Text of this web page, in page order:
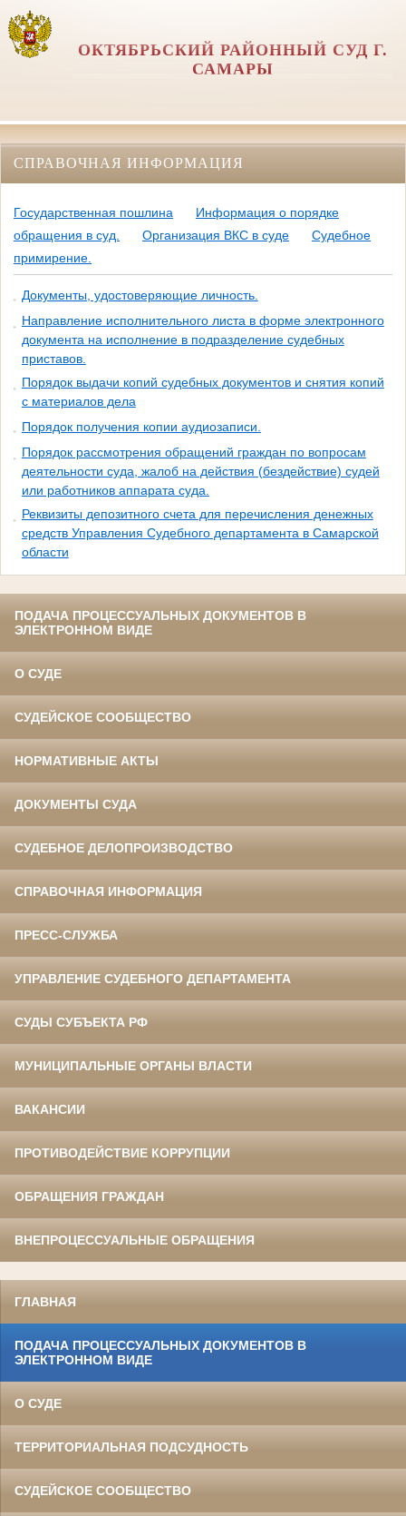
ОКТЯБРЬСКИЙ РАЙОННЫЙ СУД Г.
САМАРЫ
СПРАВОЧНАЯ ИНФОРМАЦИЯ
Государственная пошлина
Информация о порядке
обращения в суд.
Организация ВКС в суде
Судебное
примирение.
Документы, удостоверяющие личность.
Направление исполнительного листа в форме электронного
документа на исполнение в подразделение судебных
приставов.
Порядок выдачи копий судебных документов и снятия копий
с материалов дела
Порядок получения копии аудиозаписи.
Порядок рассмотрения обращений граждан по вопросам
деятельности суда, жалоб на действия (бездействие) судей
или работников аппарата суда.
Реквизиты депозитного счета для перечисления денежных
средств Управления Судебного департамента в Самарской
области
ПОДАЧА ПРОЦЕССУАЛЬНЫХ ДОКУМЕНТОВ В
ЭЛЕКТРОННОМ ВИДЕ
О СУДЕ
СУДЕЙСКОЕ СООБЩЕСТВО
НОРМАТИВНЫЕ АКТЫ
ДОКУМЕНТЫ СУДА
СУДЕБНОЕ ДЕЛОПРОИЗВОДСТВО
СПРАВОЧНАЯ ИНФОРМАЦИЯ
ПРЕСС-СЛУЖБА
УПРАВЛЕНИЕ СУДЕБНОГО ДЕПАРТАМЕНТА
СУДЫ СУБЪЕКТА РФ
МУНИЦИПАЛЬНЫЕ ОРГАНЫ ВЛАСТИ
ВАКАНСИИ
ПРОТИВОДЕЙСТВИЕ КОРРУПЦИИ
ОБРАЩЕНИЯ ГРАЖДАН
ВНЕПРОЦЕССУАЛЬНЫЕ ОБРАЩЕНИЯ
ГЛАВНАЯ
ПОДАЧА ПРОЦЕССУАЛЬНЫХ ДОКУМЕНТОВ В
ЭЛЕКТРОННОМ ВИДЕ
О СУДЕ
ТЕРРИТОРИАЛЬНАЯ ПОДСУДНОСТЬ
СУДЕЙСКОЕ СООБЩЕСТВО